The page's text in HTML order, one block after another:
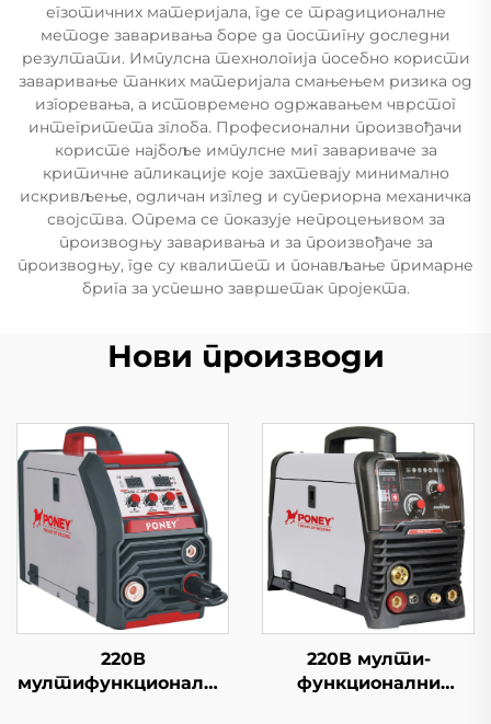
егзотичних материјала, где се традиционалне
методе заваривања боре да постигну доследни
резултати. Импулсна технологија посебно користи
заваривање танких материјала смањењем ризика од
изгоревања, а истовремено одржавањем чврстог
интегритета зглоба. Професионални произвођачи
користе најбоље импулсне миг завариваче за
критичне апликације које захтевају минимално
искривљење, одличан изглед и супериорна механичка
својства. Опрема се показује непроцењивом за
производњу заваривања и за произвођаче за
производњу, где су квалитет и понављање примарне
брига за успешно завршетак пројекта.
Нови производи
220В
мултифункционални
220В мулти-
функционални